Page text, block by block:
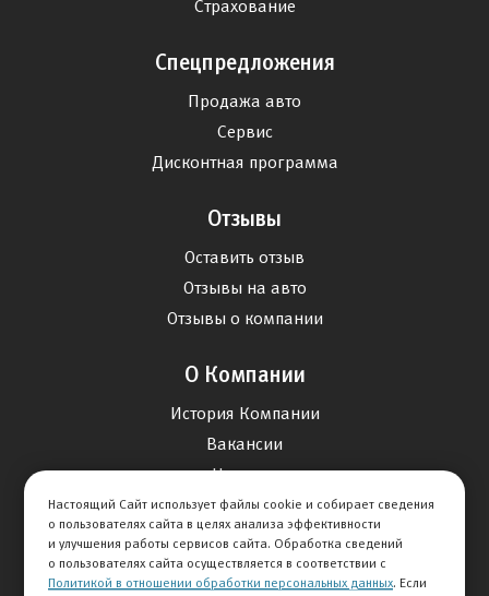
Страхование
Спецпредложения
Продажа авто
Сервис
Дисконтная программа
Отзывы
Оставить отзыв
Отзывы на авто
Отзывы о компании
О Компании
История Компании
Вакансии
Новости
Карта сайта
Контакты
Настоящий Сайт использует файлы cookie и собирает сведения
о пользователях сайта в целях анализа эффективности
и улучшения работы сервисов сайта. Обработка сведений
о пользователях сайта осуществляется в соответствии с
Политикой в отношении обработки персональных данных. Если